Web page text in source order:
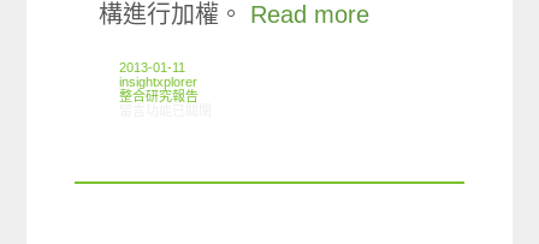
構進行加權。 Read more
2013-01-11
insightxplorer
整合研究報告